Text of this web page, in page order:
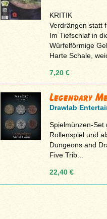
KRITIK
Verdrängen statt
Im Tiefschlaf in
Würfelförmige
Harte Schale,
7,20 €
Legendary
Drawlab
Spielmünzen-Set
Rollenspiel und
Dungeons and
Five Trib...
22,40 €